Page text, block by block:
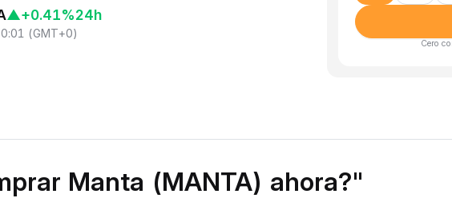
▲+0.41%24h
(GMT+0)
Cero
Manta (MANTA) ahora?"